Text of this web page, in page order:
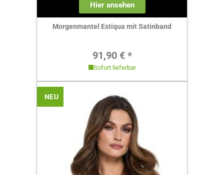
Hier ansehen
Morgenmantel Estiqua mit Satinband
Regulärer Preis:
91,90 € *
Sofort lieferbar
NEU